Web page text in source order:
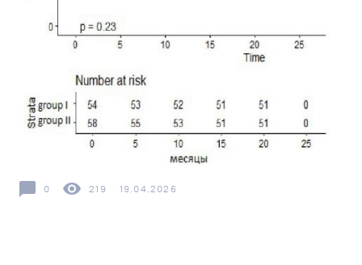
0 219 19.04.2026